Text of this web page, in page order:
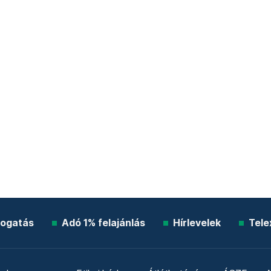
Adó 1% felajánlás Hírlevelek